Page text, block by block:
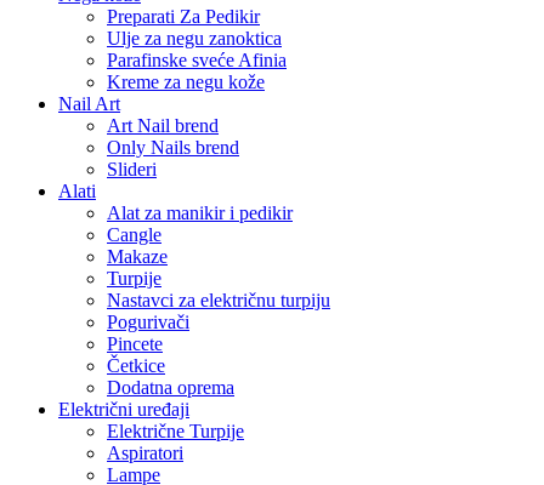
Preparati Za Pedikir
Ulje za negu zanoktica
Parafinske sveće Afinia
Kreme za negu kože
Nail Art
Art Nail brend
Only Nails brend
Slideri
Alati
Alat za manikir i pedikir
Cangle
Makaze
Turpije
Nastavci za električnu turpiju
Pogurivači
Pincete
Četkice
Dodatna oprema
Električni uređaji
Električne Turpije
Aspiratori
Lampe